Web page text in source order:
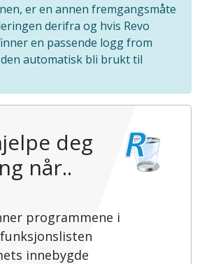
er en annen fremgangsmåte
derifra og hvis Revo
en passende logg from
automatisk bli brukt til
deg
når..
programmene i
innebygde